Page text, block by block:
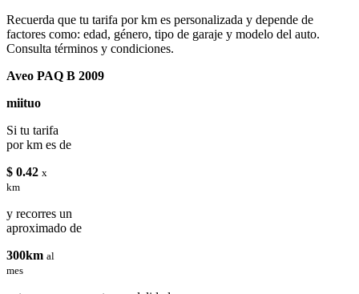
Recuerda que tu tarifa por km es personalizada y depende de
factores como: edad, género, tipo de garaje y modelo del auto.
Consulta términos y condiciones.
Aveo PAQ B 2009
miituo
Si tu tarifa
por km es de
$ 0.42 x
km
y recorres un
aproximado de
300km al
mes